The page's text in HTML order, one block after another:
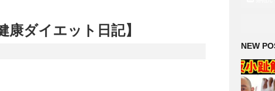
康ダイエット日記】
NEW